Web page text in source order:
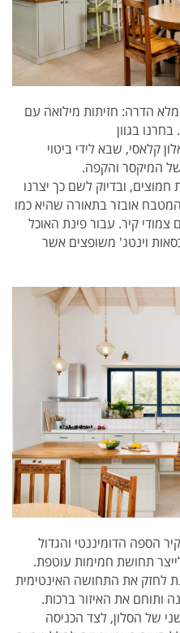
הדרה: חזיתות מילואה עם
בגוון
קלאסי, שבא לידי ביטוי
המיקסר והקפה.
ובדיוק לשם כך יצרנו
אובזר בתאורה שהיא כמו
צמודי קיר. עבור פינת האוכל
וינטג' משופצים אשר
הספה הדומיננטי והגדול
תחושת חמימות עוטפת.
לחזק את התחושה האינטימית
ותוחם את האיזור ברכות.
של הסלון, לצד הכניסה